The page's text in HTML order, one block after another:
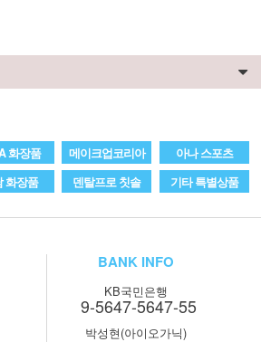
화장품 메이크업코리아
아나 스포츠
화장품 덴탈프로 칫솔 기타 특별상품
BANK INFO
KB국민은행
9-5647-5647-55
박성현(아이오가닉)